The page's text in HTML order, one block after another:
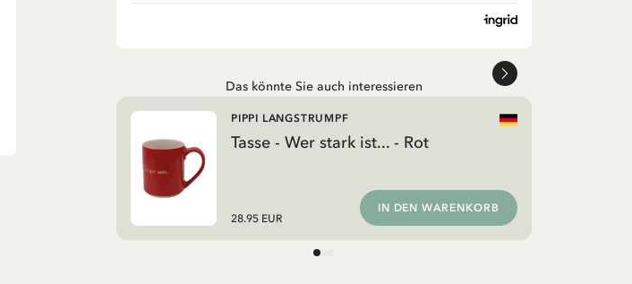
Das könnte Sie auch interessieren
Tasse - Wer stark ist... - Rot
PIPPI LANGSTRUMPF
28.95 EUR
IN DEN WARENKORB